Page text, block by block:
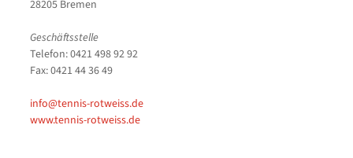
28205 Bremen
Geschäftsstelle
Telefon: 0421 498 92 92
Fax: 0421 44 36 49
info@tennis-rotweiss.de
www.tennis-rotweiss.de